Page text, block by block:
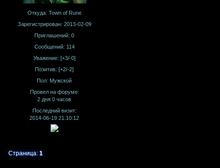
Откуда: Town of Rune
Зарегистрирован: 2013-02-09
Приглашений: 0
Сообщений: 114
Уважение: [+3/-0]
Позитив: [+2/-2]
Пол: Мужской
Провел на форуме:
2 дня 0 часов
Последний визит:
2014-06-19 21:10:12
Страница:1